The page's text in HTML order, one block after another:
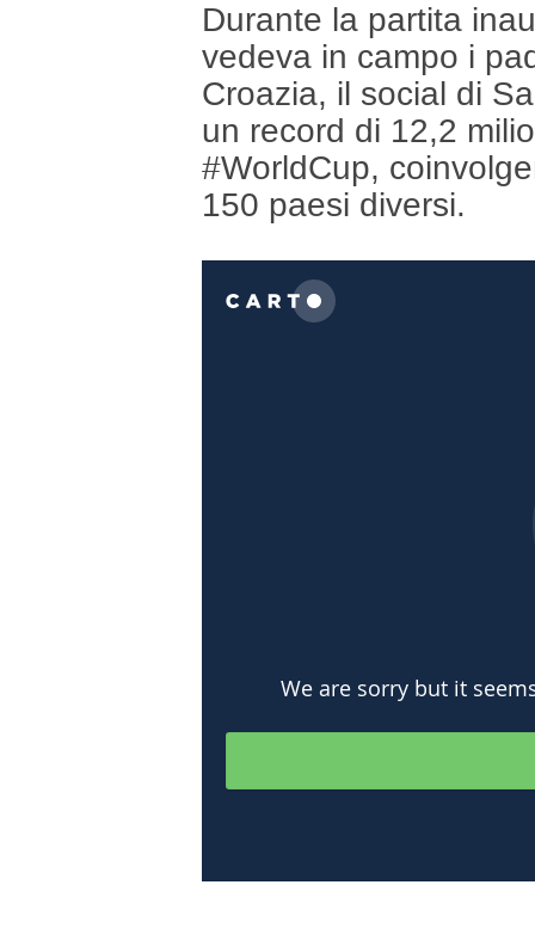
Durante la partita
vedeva in campo i
Croazia, il social di
un record di 12,2
#WorldCup,
150 paesi diversi.